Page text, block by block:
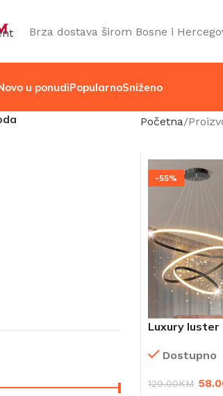
Brza dostava širom Bosne i
u ponudiPopularnoSniženo
Početna
-55%
Luxury luster
Dostupno
129.00KM